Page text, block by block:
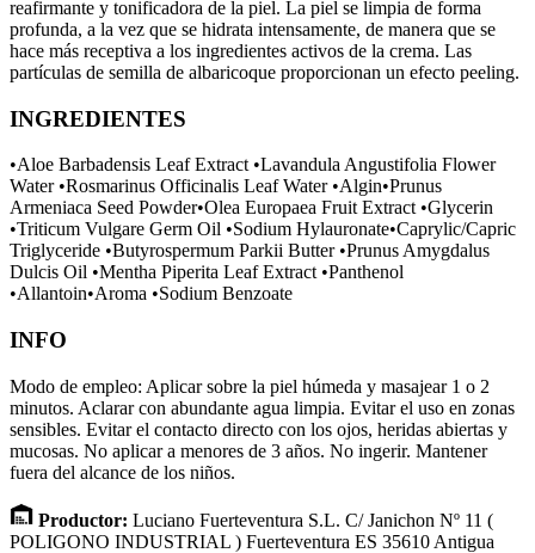
reafirmante y tonificadora de la piel. La piel se limpia de forma
profunda, a la vez que se hidrata intensamente, de manera que se
hace más receptiva a los ingredientes activos de la crema. Las
partículas de semilla de albaricoque proporcionan un efecto peeling.
INGREDIENTES
•Aloe Barbadensis Leaf Extract •Lavandula Angustifolia Flower
Water •Rosmarinus Officinalis Leaf Water •Algin•Prunus
Armeniaca Seed Powder•Olea Europaea Fruit Extract •Glycerin
•Triticum Vulgare Germ Oil •Sodium Hylauronate•Caprylic/Capric
Triglyceride •Butyrospermum Parkii Butter •Prunus Amygdalus
Dulcis Oil •Mentha Piperita Leaf Extract •Panthenol
•Allantoin•Aroma •Sodium Benzoate
INFO
Modo de empleo: Aplicar sobre la piel húmeda y masajear 1 o 2
minutos. Aclarar con abundante agua limpia. Evitar el uso en zonas
sensibles. Evitar el contacto directo con los ojos, heridas abiertas y
mucosas. No aplicar a menores de 3 años. No ingerir. Mantener
fuera del alcance de los niños.
Productor: Luciano Fuerteventura S.L. C/ Janichon Nº 11 (
POLIGONO INDUSTRIAL ) Fuerteventura ES 35610 Antigua